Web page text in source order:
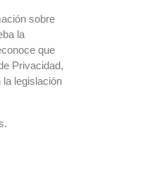
sobre
la
que
Privacidad,
legislación